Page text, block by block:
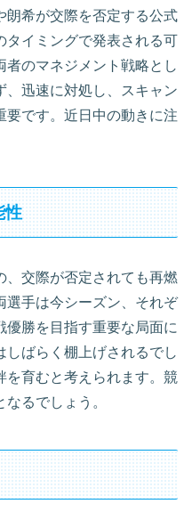
朗希が交際を否定する公式
タイミングで発表される可
のマネジメント戦略とし
、迅速に対処し、スキャン
要です。近日中の動きに注
性
、交際が否定されても再燃
選手は今シーズン、それぞ
優勝を目指す重要な局面に
しばらく棚上げされるでし
を育むと考えられます。競
るでしょう。